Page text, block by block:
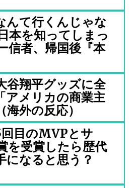
んて行くんじゃな
本を知ってしまっ
信者、帰国後『本
谷翔平グッズに全
メリカの商業主
外の反応）
目のMVPとサ
を受賞したら歴代
になると思う？